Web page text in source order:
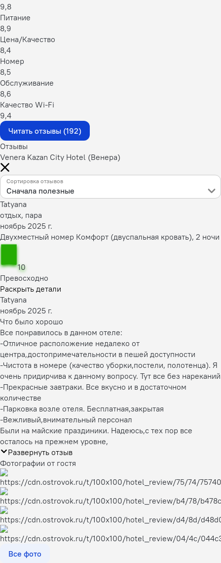
9,8
Питание
8,9
Цена/Качество
8,4
Номер
8,5
Обслуживание
8,6
Качество Wi-Fi
9,4
Читать отзывы (192)
Отзывы
Venera Kazan City Hotel (Венера)
Сортировка отзывов
Сначала полезные
Tatyana
отдых, пара
ноябрь 2025 г.
Двухместный номер Комфорт (двуспальная кровать), 2 ночи
10
Превосходно
Раскрыть детали
Tatyana
ноябрь 2025 г.
Что было хорошо
Все понравилось в данном отеле:
-Отличное расположение недалеко от
центра,достопримечательности в пешей доступности
-Чистота в номере (качество уборки,постели, полотенца). Я
очень придирчива к данному вопросу. Тут все без нареканий
-Прекрасные завтраки. Все вкусно и в достаточном
количестве
-Парковка возле отеля. Бесплатная,закрытая
-Вежливый,внимательный персонал
Были на майские праздиники. Надеюсь,с тех пор все
осталось на прежнем уровне,
Развернуть отзыв
Фотографии от гостя
Все фото